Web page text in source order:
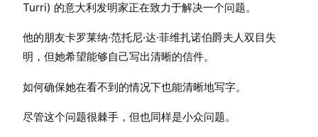
Turri) 的意大利发明家正在致力于解决一个问题。
他的朋友卡罗莱纳·范托尼·达·菲维扎诺伯爵夫人双目失
明，但她希望能够自己写出清晰的信件。
如何确保她在看不到的情况下也能清晰地写字。
尽管这个问题很棘手，但也同样是小众问题。